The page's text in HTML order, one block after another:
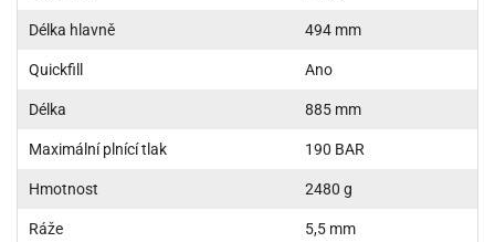
Délka hlavně 494 mm
Quickfill Ano
Délka 885 mm
Maximální plnící tlak 190 BAR
Hmotnost 2480 g
Ráže 5,5 mm